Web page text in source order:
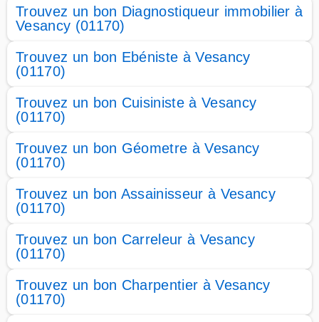
Trouvez un bon Diagnostiqueur immobilier à
Vesancy (01170)
Trouvez un bon Ebéniste à Vesancy
(01170)
Trouvez un bon Cuisiniste à Vesancy
(01170)
Trouvez un bon Géometre à Vesancy
(01170)
Trouvez un bon Assainisseur à Vesancy
(01170)
Trouvez un bon Carreleur à Vesancy
(01170)
Trouvez un bon Charpentier à Vesancy
(01170)